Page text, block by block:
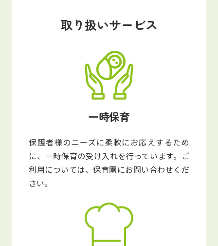
保育園に関するお問い合わせ
プライバシーポリシー サイトのご利用について
サイトマップ ニチイ学館オフィシャルサイト
取り扱いサービス
一時保育
保護者様のニーズに柔軟にお応えするため
に、一時保育の受け入れを行っています。ご
利用については、保育園にお問い合わせくだ
さい。